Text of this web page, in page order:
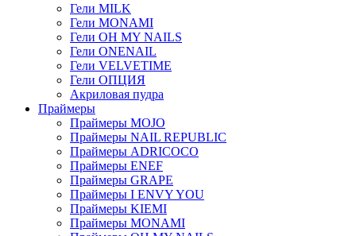
Гели MILK
Гели MONAMI
Гели OH MY NAILS
Гели ONENAIL
Гели VELVETIME
Гели ОПЦИЯ
Акриловая пудра
Праймеры
Праймеры MOJO
Праймеры NAIL REPUBLIC
Праймеры ADRICOCO
Праймеры ENEF
Праймеры GRAPE
Праймеры I ENVY YOU
Праймеры KIEMI
Праймеры MONAMI